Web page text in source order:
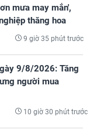
mưa may mắn',
thăng hoa
9 giờ 35 phút trước
9/8/2026: Tăng
người mua
10 giờ 30 phút trước